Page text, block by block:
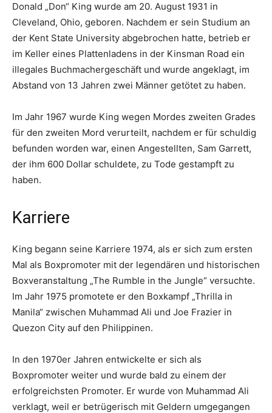
Donald „Don“ King wurde am 20. August 1931 in
Cleveland, Ohio, geboren. Nachdem er sein Studium an
der Kent State University abgebrochen hatte, betrieb er
im Keller eines Plattenladens in der Kinsman Road ein
illegales Buchmachergeschäft und wurde angeklagt, im
Abstand von 13 Jahren zwei Männer getötet zu haben.
Im Jahr 1967 wurde King wegen Mordes zweiten Grades
für den zweiten Mord verurteilt, nachdem er für schuldig
befunden worden war, einen Angestellten, Sam Garrett,
der ihm 600 Dollar schuldete, zu Tode gestampft zu
haben.
Karriere
King begann seine Karriere 1974, als er sich zum ersten
Mal als Boxpromoter mit der legendären und historischen
Boxveranstaltung „The Rumble in the Jungle“ versuchte.
Im Jahr 1975 promotete er den Boxkampf „Thrilla in
Manila“ zwischen Muhammad Ali und Joe Frazier in
Quezon City auf den Philippinen.
In den 1970er Jahren entwickelte er sich als
Boxpromoter weiter und wurde bald zu einem der
erfolgreichsten Promoter. Er wurde von Muhammad Ali
verklagt, weil er betrügerisch mit Geldern umgegangen